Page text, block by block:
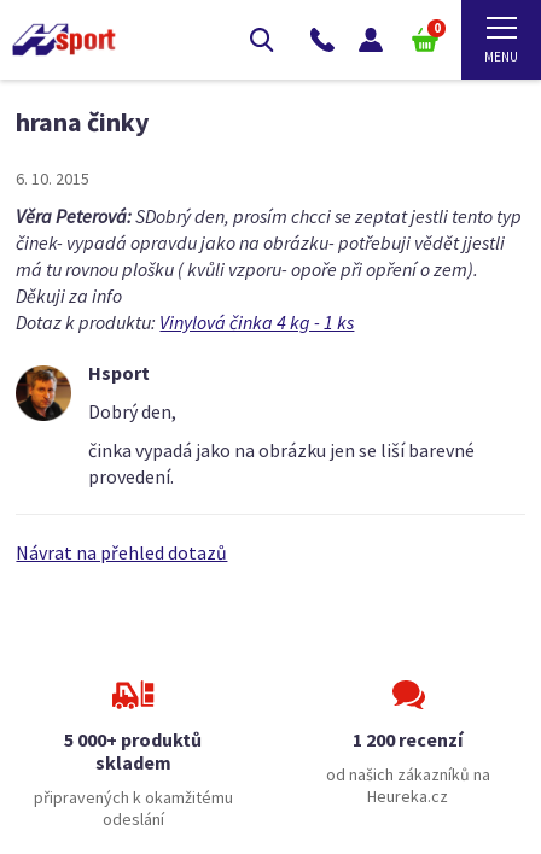
0
hrana činky
6. 10. 2015
Věra Peterová:SDobrý den, prosím chcci se zeptat jestli tento typ
činek- vypadá opravdu jako na obrázku- potřebuji vědět jjestli
má tu rovnou plošku ( kvůli vzporu- opoře při opření o zem).
Děkuji za info
Dotaz k produktu: Vinylová činka 4 kg - 1 ks
Hsport
Dobrý den,
činka vypadá jako na obrázku jen se liší barevné
provedení.
Návrat na přehled dotazů
5 000+ produktů
skladem
připravených k okamžitému
odeslání
1 200 recenzí
od našich zákazníků na
Heureka.cz